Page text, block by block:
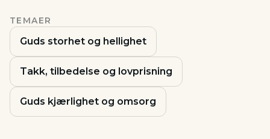
TEMAER
Guds storhet og hellighet
Takk, tilbedelse og lovprisning
Guds kjærlighet og omsorg